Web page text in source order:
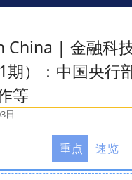
China | 金融科
期）：中国央行
等
日
重点 速览